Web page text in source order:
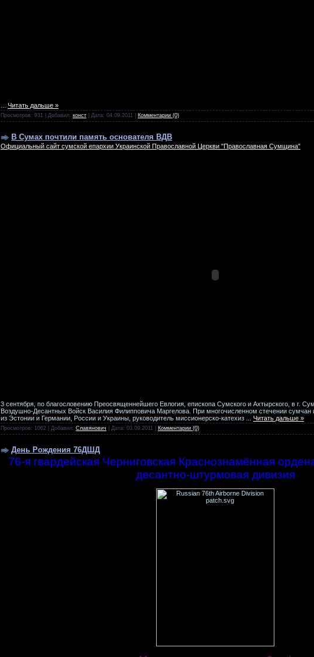
Читать дальше »
Просмотров: 931 | Добавил: конст | Дата: 04.09.2011 Комментарии (0)
В Сумах почтили память основателя ВДВ
Официальный сайт сумской епархии Украинской Православной Церкви "Православная Сумщина"
3 сентября, по благословению Преосвященнейшего Евлогия, епископа Сумского и Ахтырского, в г.
Воздушно-Десантных Войск Василия Филипповича Маргелова. При многочисленном стечении сумчан
из Эстонии и Германии, России и Украины, руководитель миссионерско-катехиз
Читать дальше »
Просмотров: 1062 | Добавил: Славянович | Дата: 03.09.2011 Комментарии (0)
День Рождения 76ДШД
76-я гвардейская Черниговская Краснознамённая
десантно-штурмовая дивизия